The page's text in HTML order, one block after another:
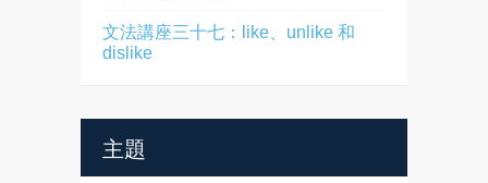
文法講座三十七：like、unlike 和
dislike
主題